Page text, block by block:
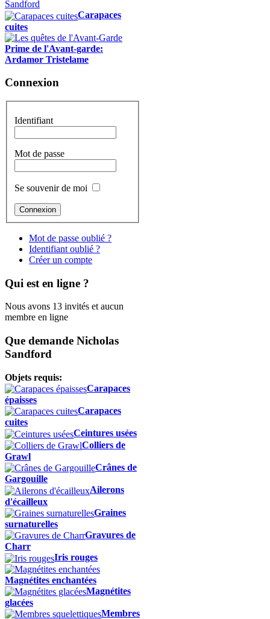
Carapaces
cuites
Prime de l'Avant-garde:
Ardamor Tristelame
Connexion
Identifiant
Mot de passe
Se souvenir de moi
Mot de passe oublié ?
Identifiant oublié ?
Créer un compte
Qui est en ligne ?
Nous avons 13 invités et aucun
membre en ligne
Que demande Nicholas
Sandford
Objets requis:
Carapaces
épaisses
Carapaces
cuites
Ceintures usées
Colliers de
Grawl
Crânes de
Gargouille
Ailerons
d'écailleux
Graines
surnaturelles
Gravures de
Charr
Iris rouges
Magnétites enchantées
Magnétites
glacées
Membres